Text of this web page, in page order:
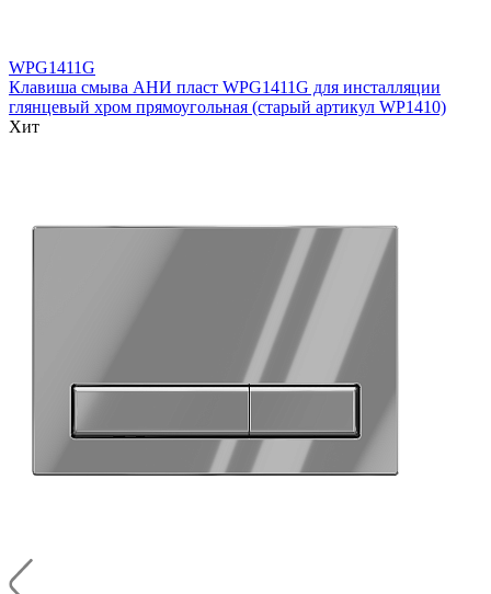
WPG1411G
Клавиша смыва АНИ пласт WPG1411G для инсталляции
глянцевый хром прямоугольная (старый артикул WP1410)
Хит